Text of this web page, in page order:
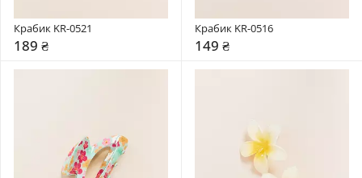
Крабик KR-0521
189 ₴
Крабик KR-0516
149 ₴